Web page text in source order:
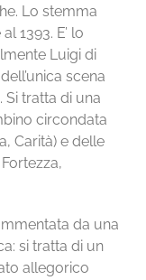
Lo stemma
1393. E’ lo
Luigi di
scena
tratta di una
circondata
Carità) e delle
da una
si tratta di un
allegorico